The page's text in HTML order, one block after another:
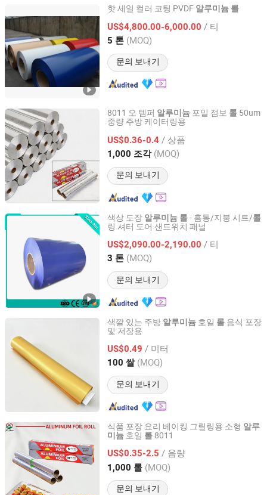
핫 세일 컬러 코팅 PVDF 알루미늄 롤
US$4,800.00-6,000.00 / 티
5 톤 (MOQ)
문의 보내기
Wonderful-wall Science Technology Corp., Ltd.
Anhui, China 이후 2014
8011 오 템퍼 알루미늄 포일 점보 롤 50um
중량 주방 케이터링용
US$0.36-0.4 / 상품
1,000 조각 (MOQ)
문의 보내기
Weifang Wanjia Paper Co., Ltd
Shandong, China 이후 2026
색상 도장 알루미늄 롤- 홈통/지붕 시트/롤
링 셔터 도어 샌드위치 패널
US$2,090.00-2,190.00 / 티
3 톤 (MOQ)
문의 보내기
Shandong Sino New Material Co., Ltd.
Shandong, China 이후 2018
색깔 있는 주방 알루미늄 호일 롤 음식 포장
및 저장용
US$0.49 / 미터
100 쌀 (MOQ)
문의 보내기
Guangdong Xuyi Hanhui Paper Industry Co., Ltd.
Guangdong, China 이후 2026
식품 포장 요리 베이킹 그릴링용 소형 알루
미늄 호일 롤 8011
US$0.35-2.5 / 음량
1,000 롤 (MOQ)
문의 보내기
Qingdao Tongda Home Products Co.,Ltd
Shandong, China 이후 2023